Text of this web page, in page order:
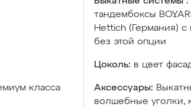
тандембоксы
Hettich (Германия)
без этой опции
Цоколь: в цвет
класса
Аксессуары:
волшебные уголки,